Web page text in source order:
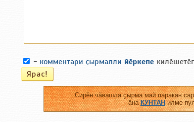
- комментари ҫырмалли йӗркепе
Сирӗн чӑвашла ҫырма май паракан
ӑнаКУНТАНилме